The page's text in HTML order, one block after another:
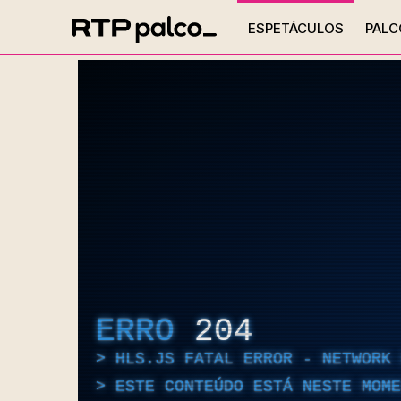
ESPETÁCULOS
ERRO 204
HLS.JS FATAL ERROR - NETWORK
ESTE CONTEÚDO ESTÁ NESTE